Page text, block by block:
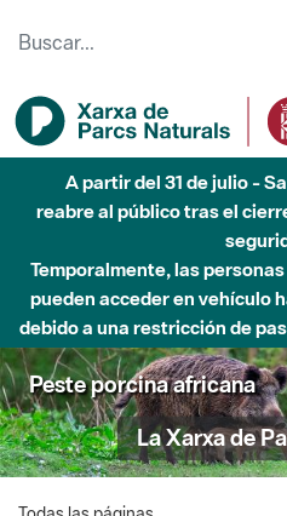
A partir del 31 de julio -
reabre al público tras el
Temporalmente, las
pueden acceder en vehículo
debido a una restricción de
Peste porcina africana
La Xarxa de